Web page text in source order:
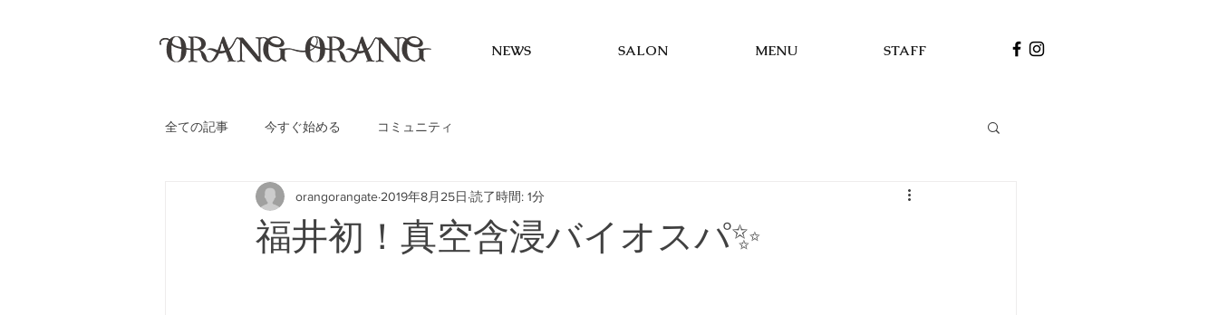
NEWS SALON MENU STAFF
全ての記事 今すぐ始める コミュニティ
福井初！真空含浸バイオスパ✨
orangorangate 2019年8月25日 読了時間: 1分